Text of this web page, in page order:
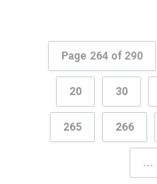
Page 264 of 290
20 30
265 266
...